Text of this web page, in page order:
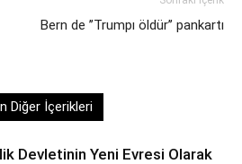
Bern de ’’Trumpı öldür’’ pankartı
Diğer İçerikleri
Devletinin Yeni Evresi Olarak